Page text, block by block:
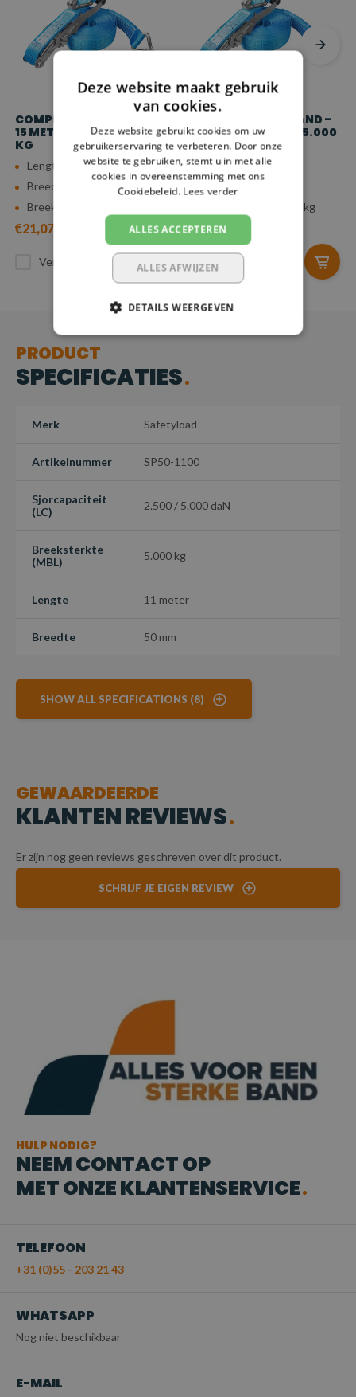
COMPLETE SPANBAND -
15 METER - 50 MM - 5.000
KG
Lengte: 15 meter
Breedte: 50 mm
Breeksterkte: 5.000 kg
€21,07
Vergelijk
COMPLETE SPANBAND -
12 METER - 50 MM - 5.000
KG
Lengte: 12 meter
Breedte: 50 mm
Breeksterkte: 5.000 kg
€18,82
Vergelijk
PRODUCT
SPECIFICATIES
Merk Safetyload
Artikelnummer SP50-1100
Sjorcapaciteit
(LC)
2.500 / 5.000 daN
Breeksterkte
(MBL)
5.000 kg
Lengte 11 meter
Breedte 50 mm
SHOW ALL SPECIFICATIONS (8)
GEWAARDEERDE
KLANTEN REVIEWS
Er zijn nog geen reviews geschreven over dit product.
SCHRIJF JE EIGEN REVIEW
HULP NODIG?
NEEM CONTACT OP
MET ONZE KLANTENSERVICE
TELEFOON
+31 (0)55 - 203 21 43
WHATSAPP
Nog niet beschikbaar
E-MAIL
Deze website maakt gebruik
van cookies.
Deze website gebruikt cookies om uw
gebruikerservaring te verbeteren. Door onze
website te gebruiken, stemt u in met alle
cookies in overeenstemming met ons
Cookiebeleid. Lees verder
ALLES ACCEPTEREN
ALLES AFWIJZEN
DETAILS WEERGEVEN